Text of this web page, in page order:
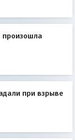
произошла
при взрыве